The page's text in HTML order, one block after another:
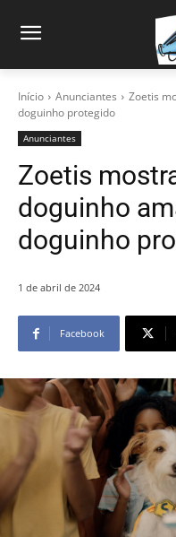
Início Anunciantes
Zoetis
doguinho protegido
Anunciantes
Zoetis
doguinho
doguinho
1 de abril de 2024
Facebook